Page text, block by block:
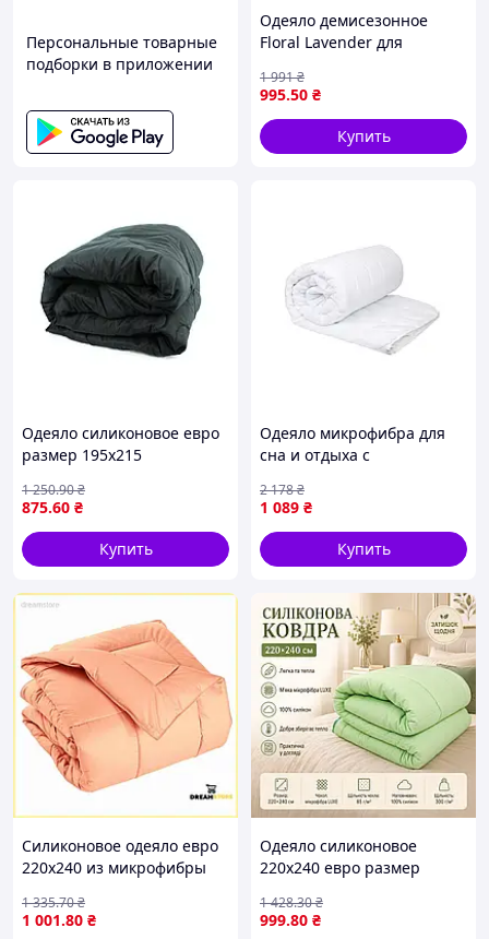
Персональные товарные
подборки в приложении
Одеяло демисезонное
Floral Lavender для
эфирным маслом лаванды
995.50 ₴
1 991₴
Купить
Одеяло силиконовое евро
размер 195х215
для спальни стеганое
одеяло 300 г/м2
875.60 ₴
1 250.90₴
Купить
Одеяло микрофибра для
сна и отдыха с
300 плотность 1,5 сп
Хлопок
1 089 ₴
2 178₴
Купить
Силиконовое одеяло евро
220х240 из микрофибры
двуспальная модель для
комфортного сна стор1
1 001.80 ₴
1 335.70₴
Одеяло силиконовое
220х240 евро размер
микрофибры большое
двуспальное одеяло для
999.80 ₴
1 428.30₴